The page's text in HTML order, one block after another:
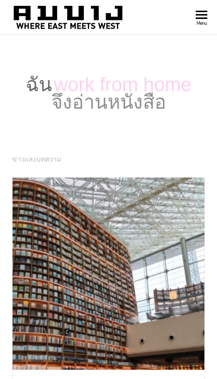
east
Menu
ฉันwork from home
จึงอ่านหนังสือ
ข่าวและบทความ